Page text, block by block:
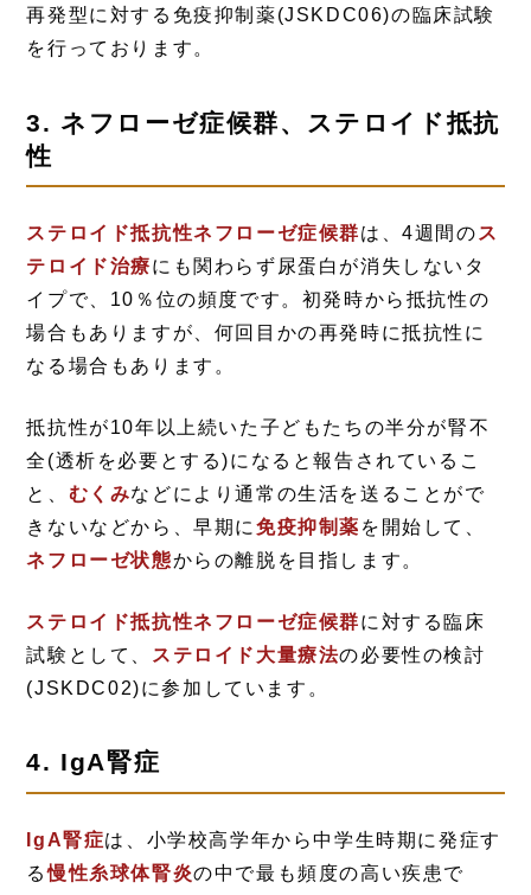
再発型に対する免疫抑制薬(JSKDC06)の臨床試験
を行っております。
3. ネフローゼ症候群、ステロイド抵抗
性
ステロイド抵抗性ネフローゼ症候群は、4週間の ス
テロイド治療にも関わらず尿蛋白が消失しないタ
イプで、10％位の頻度です。初発時から抵抗性の
場合もありますが、何回目かの再発時に抵抗性に
なる場合もあります。
抵抗性が10年以上続いた子どもたちの半分が腎不
全(透析を必要とする)になると報告されているこ
と、 むくみなどにより通常の生活を送ることがで
きないなどから、早期に 免疫抑制薬 を開始して、
ネフローゼ状態からの離脱を目指します。
ステロイド抵抗性ネフローゼ症候群に対する臨床
試験として、
ステロイド大量療法の必要性の検討
(JSKDC02)に参加しています。
4. IgA腎症
IgA腎症は、小学校高学年から中学生時期に発症す
る慢性糸球体腎炎の中で最も頻度の高い疾患で